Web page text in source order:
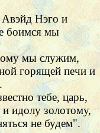
Нэго и
боимся мы
мы служим,
горящей печи и
тебе, царь,
идолу золотому,
не будем".